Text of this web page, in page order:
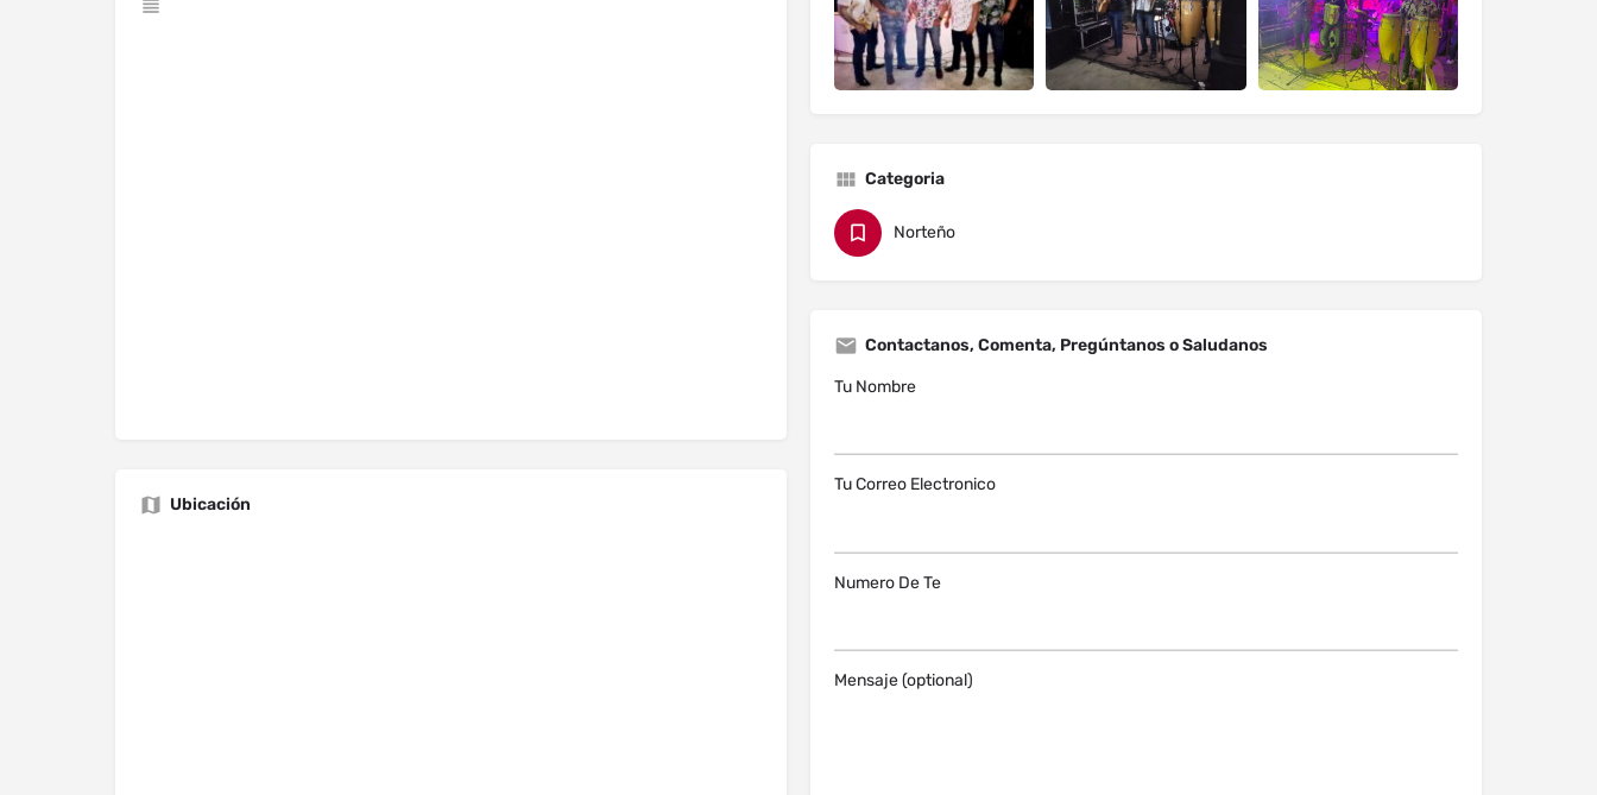
Ubicación
Categoria
Norteño
Contactanos, Comenta, Pregúntanos o Saludanos
Tu Nombre
Tu Correo Electronico
Numero De Te
Mensaje (optional)